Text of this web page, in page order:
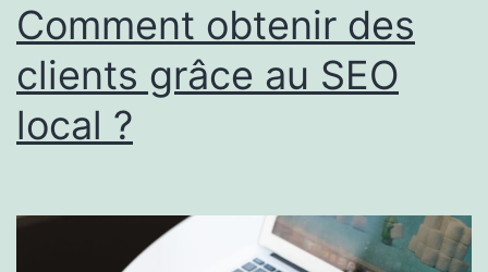
?
Comment obtenir des
clients grâce au SEO
local ?